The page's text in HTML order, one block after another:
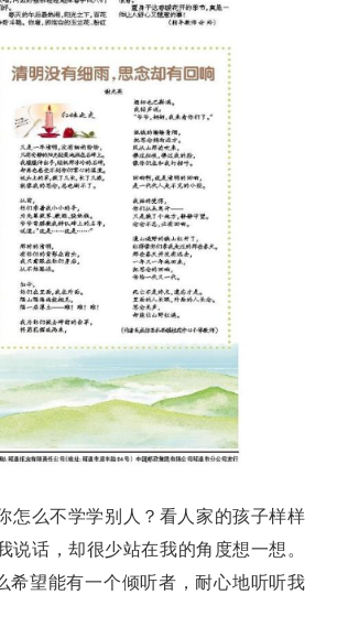
怎么不学学别人？看人家的孩子样样
话，却很少站在我的角度想一想。
望能有一个倾听者，耐心地听听我